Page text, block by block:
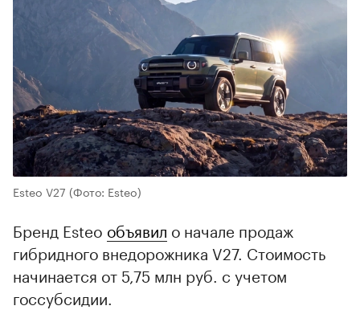
Esteo V27 (Фото: Esteo)
Бренд Esteo объявил о начале продаж
гибридного внедорожника V27. Стоимость
начинается от 5,75 млн руб. с учетом
госсубсидии.